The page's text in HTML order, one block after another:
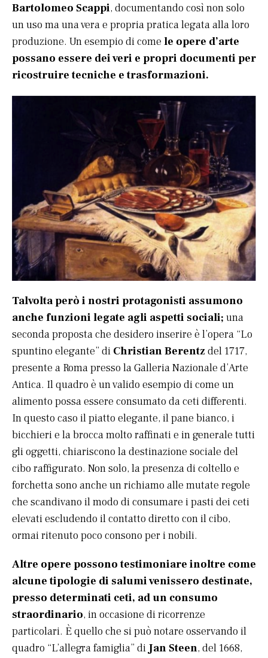
Bartolomeo Scappi, documentando così non solo
un uso ma una vera e propria pratica legata alla loro
produzione. Un esempio di come le opere d’arte
possano essere dei veri e propri documenti per
ricostruire tecniche e trasformazioni.
Talvolta però i nostri protagonisti assumono
anche funzioni legate agli aspetti sociali; una
seconda proposta che desidero inserire è l’opera “Lo
spuntino elegante” di Christian Berentz del 1717,
presente a Roma presso la Galleria Nazionale d’Arte
Antica. Il quadro è un valido esempio di come un
alimento possa essere consumato da ceti differenti.
In questo caso il piatto elegante, il pane bianco, i
bicchieri e la brocca molto raffinati e in generale tutti
gli oggetti, chiariscono la destinazione sociale del
cibo raffigurato. Non solo, la presenza di coltello e
forchetta sono anche un richiamo alle mutate regole
che scandivano il modo di consumare i pasti dei ceti
elevati escludendo il contatto diretto con il cibo,
ormai ritenuto poco consono per i nobili.
Altre opere possono testimoniare inoltre come
alcune tipologie di salumi venissero destinate,
presso determinati ceti, ad un consumo
straordinario, in occasione di ricorrenze
particolari. È quello che si può notare osservando il
quadro “L’allegra famiglia” di Jan Steen, del 1668,